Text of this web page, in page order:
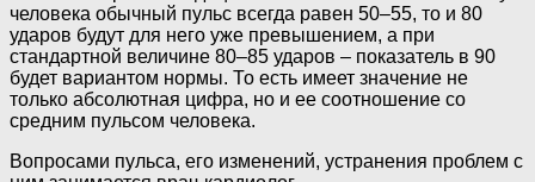
человека обычный пульс всегда равен 50–55, то и 80
ударов будут для него уже превышением, а при
стандартной величине 80–85 ударов – показатель в 90
будет вариантом нормы. То есть имеет значение не
только абсолютная цифра, но и ее соотношение со
средним пульсом человека.
Вопросами пульса, его изменений, устранения проблем с